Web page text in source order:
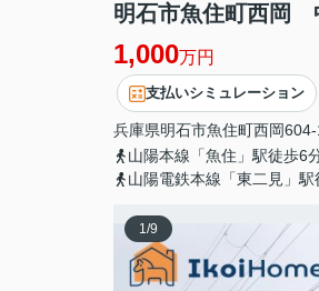
明石市魚住町西岡
1,000万円
支払いシミュレーション
兵庫県明石市魚住町西岡604-
山陽本線「魚住」駅徒歩6
山陽電鉄本線「東二見」
1/9